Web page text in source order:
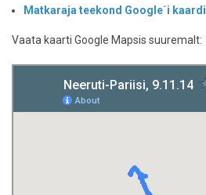
Matkaraja teekond Google´i kaardil
Vaata kaarti Google Mapsis suuremalt: